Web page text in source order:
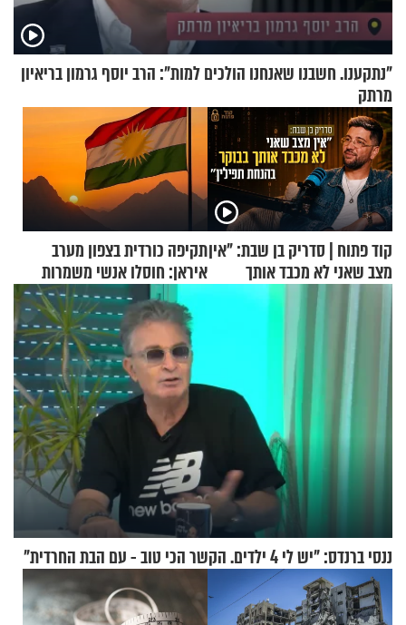
"נתקענו. חשבנו שאנחנו הולכים למות": הרב יוסף גרמון בריאיון
מרתק
קוד פתוח | סדריק בן שבת: "אין
מצב שאני לא מכבד אותך
בבוקר בהנחת תפילין"
תקיפה כורדית בצפון מערב
איראן: חוסלו אנשי משמרות
המהפכה
ננסי ברנדס: "יש לי 4 ילדים. הקשר הכי טוב - עם הבת החרדית"